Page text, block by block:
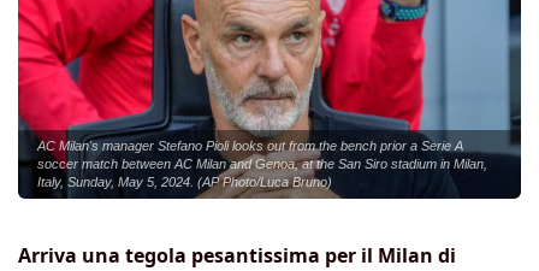
AC Milan's manager Stefano Pioli looks out from the bench prior a Serie A
soccer match between AC Milan and Genoa, at the San Siro stadium in Milan,
Italy, Sunday, May 5, 2024. (AP Photo/Luca Bruno)
Arriva una tegola pesantissima per il Milan di